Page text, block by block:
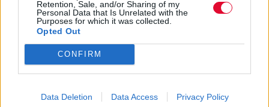
Retention, Sale, and/or Sharing of my
Personal Data that Is Unrelated with the
Purposes for which it was collected.
Opted Out
CONFIRM
Data Deletion Data Access Privacy Policy
"The Green Lilac Park" των Moon έχει ήδη αρχίσει να
στοιχειώνει τα ηχεία όσων αφέθηκαν στη γοητεία
Βαθμολογία: 8
Label: Velvet Records Κυκλοφορία: